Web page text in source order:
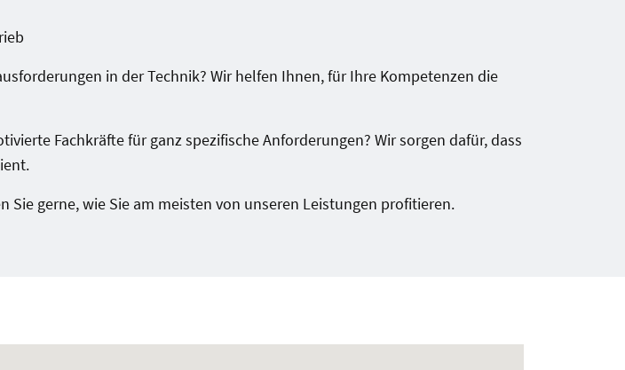
in der Technik? Wir helfen Ihnen, für Ihre Kompetenzen die
Fachkräfte für ganz spezifische Anforderungen? Wir sorgen dafür, dass
Sie gerne, wie Sie am meisten von unseren Leistungen profitieren.